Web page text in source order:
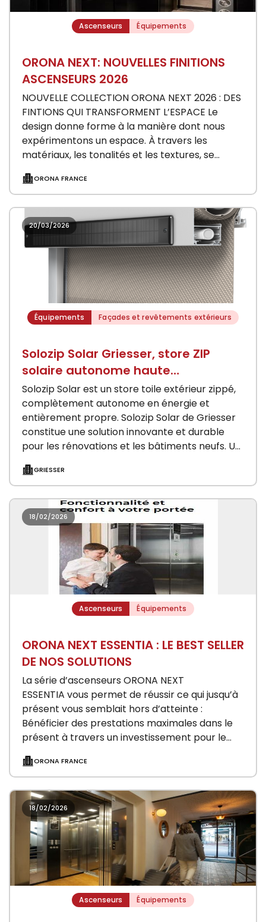
Ascenseurs Équipements
ORONA NEXT: NOUVELLES FINITIONS
ASCENSEURS 2026
NOUVELLE COLLECTION ORONA NEXT 2026 : DES
FINTIONS QUI TRANSFORMENT L’ESPACE Le
design donne forme à la manière dont nous
expérimentons un espace. À travers les
matériaux, les tonalités et les textures, se
ORONA FRANCE
20/03/2026
Équipements Façades et revêtements extérieurs
Solozip Solar Griesser, store ZIP
solaire autonome haute
performance
Solozip Solar est un store toile extérieur zippé,
complètement autonome en énergie et
entièrement propre. Solozip Solar de Griesser
constitue une solution innovante et durable
pour les rénovations et les bâtiments neufs. Un
GRIESSER
18/02/2026
Ascenseurs Équipements
ORONA NEXT ESSENTIA : LE BEST SELLER
DE NOS SOLUTIONS
La série d’ascenseurs ORONA NEXT
ESSENTIA vous permet de réussir ce qui jusqu’à
présent vous semblait hors d’atteinte :
Bénéficier des prestations maximales dans le
présent à travers un investissement pour le
ORONA FRANCE
18/02/2026
Ascenseurs Équipements